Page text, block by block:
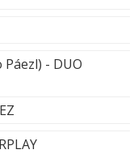
- DUO